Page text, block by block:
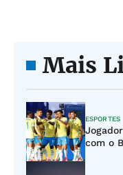
Mais
ESPORTES
com o